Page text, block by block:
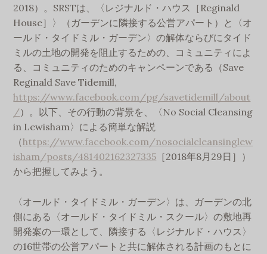
2018）。SRSTは、〈レジナルド・ハウス［Reginald
House］〉（ガーデンに隣接する公営アパート）と〈オ
ールド・タイドミル・ガーデン〉の解体ならびにタイド
ミルの土地の開発を阻止するための、コミュニティによ
る、コミュニティのためのキャンペーンである（Save
Reginald Save Tidemill,
https://www.facebook.com/pg/savetidemill/about
/）。以下、その行動の背景を、〈No Social Cleansing
in Lewisham〉による簡単な解説
（https://www.facebook.com/nosocialcleansinglew
isham/posts/481402162327335 ［2018年8月29日］）
から把握してみよう。
〈オールド・タイドミル・ガーデン〉は、ガーデンの北
側にある〈オールド・タイドミル・スクール〉の敷地再
開発案の一環として、隣接する〈レジナルド・ハウス〉
の16世帯の公営アパートと共に解体される計画のもとに